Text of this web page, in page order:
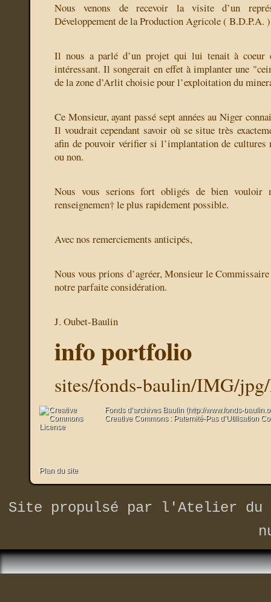
Nous venons de recevoir la visite d’un
Développement de la Production Agricole ( B.D.P.A.
Il nous a parlé d’un projet qui lui tenait à coeur
intéressant. Il songerait en effet à implanter une
de la zone d’Arlit choisie pour l’exploitation du
Ce Monsieur, ayant passé sept années au Niger
Il voudrait cependant savoir où se situe très
afin de pouvoir vérifier si l’implantation de cultures
ou non.
Nous vous serions fort obligés de bien vouloir
renseignemen† le plus rapidement possible.
Avec nos remerciements anticipés,
Nous vous prions d’agréer, Monsieur le
notre parfaite considération.
J. Oubet-Baulin
info portfolio
sites/fonds-baulin/IMG/
Fonds d’archives Baulin (http://www.fonds-
Creative Commons : Paternité-Pas d’Utilisation
Plan du site
Site propulsé par
l'Atelier du